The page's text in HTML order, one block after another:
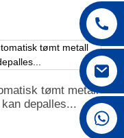
tømt metall
kan depalles...